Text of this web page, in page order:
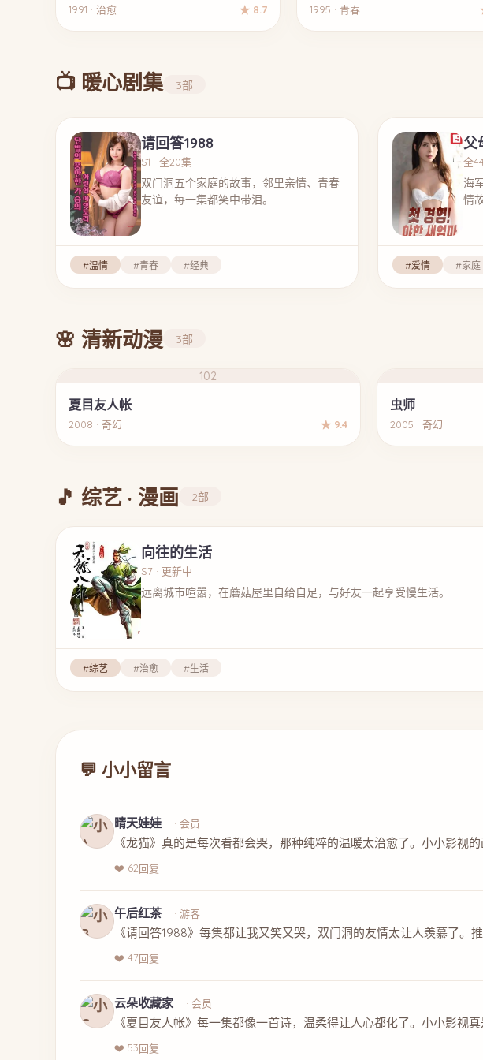
1991 · 治愈 ★ 8.7 1995 · 青春
📺 暖心剧集 3部
请回答1988
S1 · 全20集
双门洞五个家庭的故事，邻里亲情、青春
友谊，每一集都笑中带泪。
#温情 #青春 #经典
父
全
海
情
#爱情 #家庭
🌸 清新动漫 3部
102
夏目友人帐
2008 · 奇幻 ★ 9.4
虫师
2005 · 奇幻
🎵 综艺 · 漫画 2部
向往的生活
S7 · 更新中
远离城市喧嚣，在蘑菇屋里自给自足，与好友一起享受慢生活。
#综艺 #治愈 #生活
💬 小小留言
晴天娃娃 · 会员
《龙猫》真的是每次看都会哭，那种纯粹的温暖太治愈了。小小影视的
❤️ 62回复
午后红茶 · 游客
《请回答1988》每集都让我又笑又哭，双门洞的友情太让人羡慕了。推
❤️ 47回复
云朵收藏家 · 会员
《夏目友人帐》每一集都像一首诗，温柔得让人心都化了。小小影视真
❤️ 53回复